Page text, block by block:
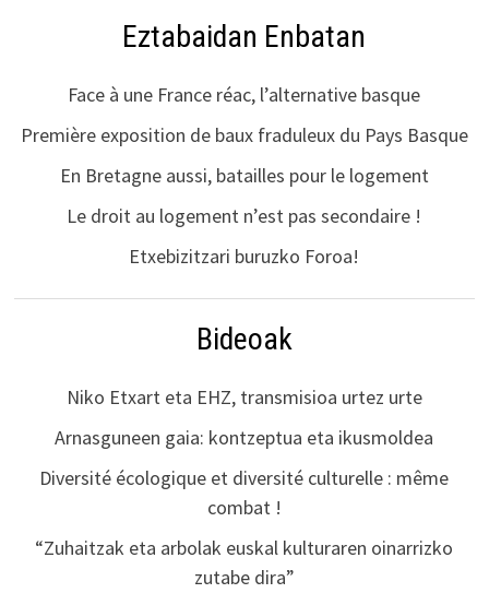
Eztabaidan Enbatan
Face à une France réac, l’alternative basque
Première exposition de baux fraduleux du Pays Basque
En Bretagne aussi, batailles pour le logement
Le droit au logement n’est pas secondaire !
Etxebizitzari buruzko Foroa!
Bideoak
Niko Etxart eta EHZ, transmisioa urtez urte
Arnasguneen gaia: kontzeptua eta ikusmoldea
Diversité écologique et diversité culturelle : même
combat !
“Zuhaitzak eta arbolak euskal kulturaren oinarrizko
zutabe dira”